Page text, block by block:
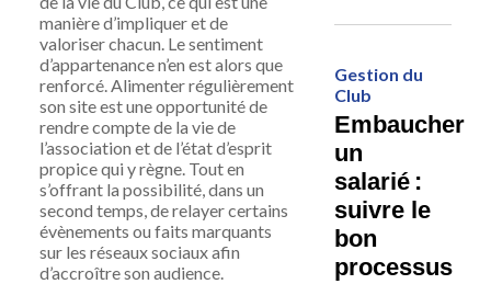
manière d’impliquer et de
valoriser chacun. Le sentiment
d’appartenance n’en est alors que
renforcé. Alimenter régulièrement
son site est une opportunité de
rendre compte de la vie de
l’association et de l’état d’esprit
propice qui y règne. Tout en
s’offrant la possibilité, dans un
second temps, de relayer certains
évènements ou faits marquants
sur les réseaux sociaux afin
d’accroître son audience.
Gestion du
Club
Embaucher
un
salarié :
suivre le
bon
processus